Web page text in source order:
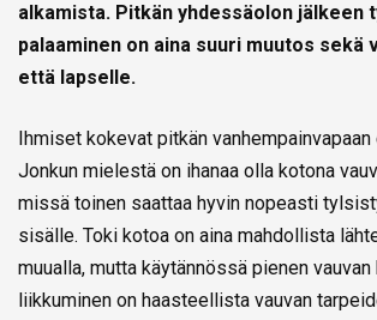
alkamista. Pitkän yhdessäolon jälkeen
palaaminen on aina suuri muutos sekä
että lapselle.
Ihmiset kokevat pitkän vanhempainvapaan
Jonkun mielestä on ihanaa olla kotona
missä toinen saattaa hyvin nopeasti
sisälle. Toki kotoa on aina mahdollista
muualla, mutta käytännössä pienen
liikkuminen on haasteellista vauvan